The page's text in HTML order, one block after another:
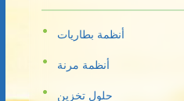
أنظمة بطاريات
أنظمة مرنة
حلول تخزين